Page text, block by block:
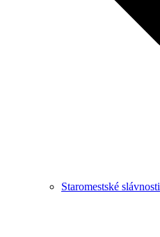
Staromestské slávnosti